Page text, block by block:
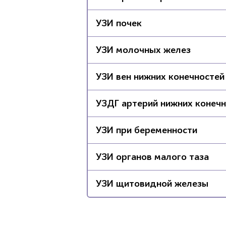
УЗИ почек
УЗИ молочных желез
УЗИ вен нижних конечностей
УЗДГ артерий нижних
УЗИ при беременности
УЗИ органов малого таза
УЗИ щитовидной железы